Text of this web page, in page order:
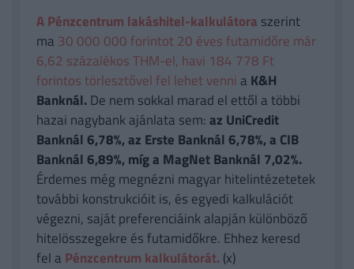
A Pénzcentrum lakáshitel-kalkulátora szerint
ma 30 000 000 forintot 20 éves futamidőre már
6,62 százalékos THM-el, havi 184 778 Ft
forintos törlesztővel fel lehet venni a K&H
Banknál.De nem sokkal marad el ettől a többi
hazai nagybank ajánlata sem:az UniCredit
Banknál 6,78%, az Erste Banknál 6,78%, a CIB
Banknál 6,89%, míg a MagNet Banknál 7,02%.
Érdemes még megnézni magyar hitelintézetetek
további konstrukcióit is, és egyedi kalkulációt
végezni, saját preferenciáink alapján különböző
hitelösszegekre és futamidőkre. Ehhez keresd
fel a Pénzcentrum kalkulátorát. (x)